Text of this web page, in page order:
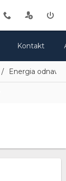
Kontakt
Energia